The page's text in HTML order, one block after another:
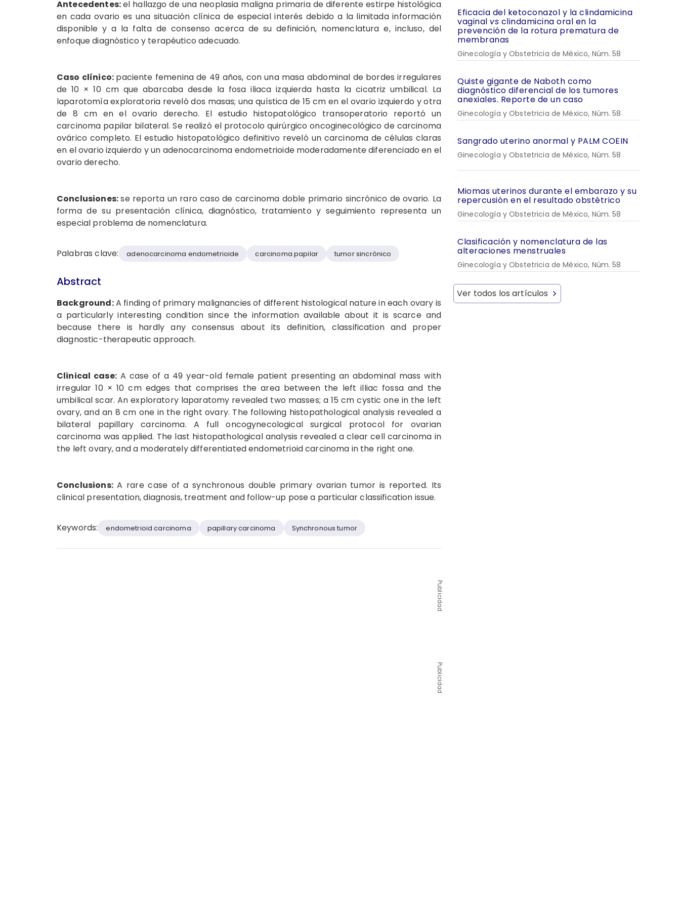
Antecedentes:el hallazgo de una neoplasia maligna primaria de diferente estirpe histológica
en cada ovario es una situación clínica de especial interés debido a la limitada información
disponible y a la falta de consenso acerca de su definición, nomenclatura e, incluso, del
enfoque diagnóstico y terapéutico adecuado.
Caso clínico: paciente femenina de 49 años, con una masa abdominal de bordes irregulares
de 10 × 10 cm que abarcaba desde la fosa iliaca izquierda hasta la cicatriz umbilical. La
laparotomía exploratoria reveló dos masas; una quística de 15 cm en el ovario izquierdo y otra
de 8 cm en el ovario derecho. El estudio histopatológico transoperatorio reportó un
carcinoma papilar bilateral. Se realizó el protocolo quirúrgico oncoginecológico de carcinoma
ovárico completo. El estudio histopatológico definitivo reveló un carcinoma de células claras
en el ovario izquierdo y un adenocarcinoma endometrioide moderadamente diferenciado en el
ovario derecho.
Conclusiones:se reporta un raro caso de carcinoma doble primario sincrónico de ovario. La
forma de su presentación clínica, diagnóstico, tratamiento y seguimiento representa un
especial problema de nomenclatura.
Palabras clave: adenocarcinoma endometrioide carcinoma papilar tumor sincrónico
Abstract
Background:A finding of primary malignancies of different histological nature in each ovary is
a particularly interesting condition since the information available about it is scarce and
because there is hardly any consensus about its definition, classification and proper
diagnostic-therapeutic approach.
Clinical case:A case of a 49 year-old female patient presenting an abdominal mass with
irregular 10 × 10 cm edges that comprises the area between the left illiac fossa and the
umbilical scar. An exploratory laparatomy revealed two masses; a 15 cm cystic one in the left
ovary, and an 8 cm one in the right ovary. The following histopathological analysis revealed a
bilateral papillary carcinoma. A full oncogynecological surgical protocol for ovarian
carcinoma was applied. The last histopathological analysis revealed a clear cell carcinoma in
the left ovary, and a moderately differentiated endometrioid carcinoma in the right one.
Conclusions:A rare case of a synchronous double primary ovarian tumor is reported. Its
clinical presentation, diagnosis, treatment and follow-up pose a particular classification issue.
Keywords: endometrioid carcinoma papillary carcinoma Synchronous tumor
Publicidad
Publicidad
Eficacia del ketoconazol y la clindamicina
vaginal vs clindamicina oral en la
prevención de la rotura prematura de
membranas
Ginecología y Obstetricia de México, Núm. 58
Quiste gigante de Naboth como
diagnóstico diferencial de los tumores
anexiales. Reporte de un caso
Ginecología y Obstetricia de México, Núm. 58
Sangrado uterino anormal y PALM COEIN
Ginecología y Obstetricia de México, Núm. 58
Miomas uterinos durante el embarazo y su
repercusión en el resultado obstétrico
Ginecología y Obstetricia de México, Núm. 58
Clasificación y nomenclatura de las
alteraciones menstruales
Ginecología y Obstetricia de México, Núm. 58
Ver todos los artículos